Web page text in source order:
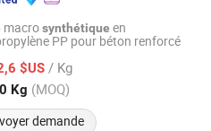
macrosynthétique en
PP pour béton renforcé
$US / Kg
Kg (MOQ)
demande
2011